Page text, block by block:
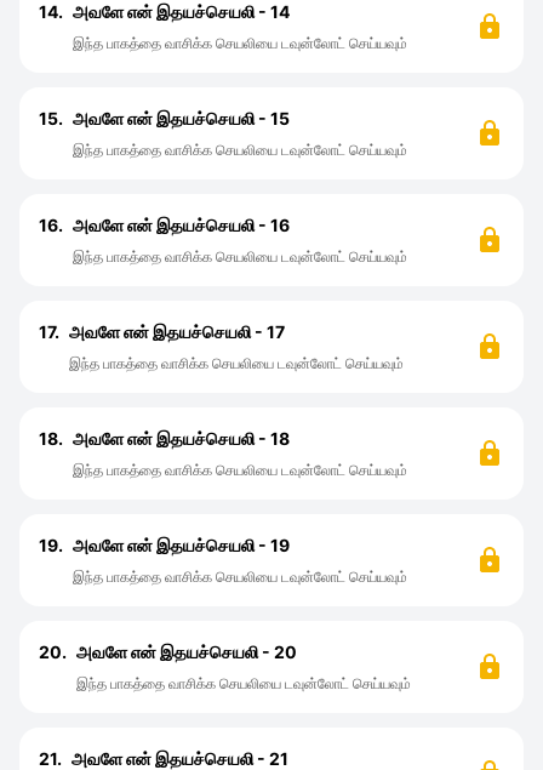
14. அவளே என் இதயச்செயலி - 14
இந்த பாகத்தை வாசிக்க செயலியை டவுன்லோட் செய்யவும்
15. அவளே என் இதயச்செயலி - 15
இந்த பாகத்தை வாசிக்க செயலியை டவுன்லோட் செய்யவும்
16. அவளே என் இதயச்செயலி - 16
இந்த பாகத்தை வாசிக்க செயலியை டவுன்லோட் செய்யவும்
17. அவளே என் இதயச்செயலி - 17
இந்த பாகத்தை வாசிக்க செயலியை டவுன்லோட் செய்யவும்
18. அவளே என் இதயச்செயலி - 18
இந்த பாகத்தை வாசிக்க செயலியை டவுன்லோட் செய்யவும்
19. அவளே என் இதயச்செயலி - 19
இந்த பாகத்தை வாசிக்க செயலியை டவுன்லோட் செய்யவும்
20. அவளே என் இதயச்செயலி - 20
இந்த பாகத்தை வாசிக்க செயலியை டவுன்லோட் செய்யவும்
21. அவளே என் இதயச்செயலி - 21